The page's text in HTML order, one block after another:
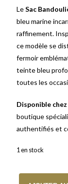
LeSac
bleu marine
raffinement.
ce modèle se
fermoir
teinte bleu
toutes les
Disponible
boutique
authentifiés et
1 en stock